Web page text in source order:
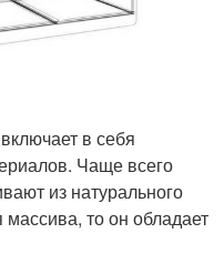
в себя
Чаще всего
из натурального
то он обладает